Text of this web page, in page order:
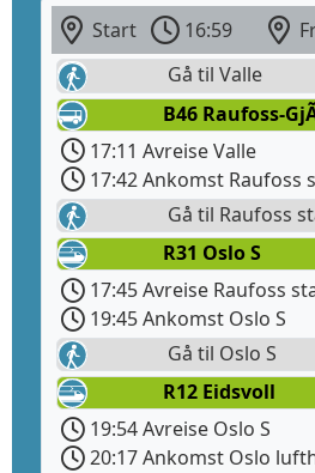
Start 16:59
Gå til Valle
B46 Raufoss-
17:11 Avreise Valle
17:42 Ankomst Raufoss
Gå til Raufoss
R31 Oslo S
17:45 Avreise Raufoss
19:45 Ankomst Oslo S
Gå til Oslo S
R12 Eidsvoll
19:54 Avreise Oslo S
20:17 Ankomst Oslo